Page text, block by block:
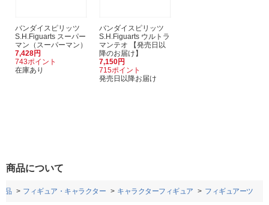
バンダイスピリッツ
S.H.Figuarts スーパー
マン（スーパーマン）
7,428円
743ポイント
在庫あり
バンダイスピリッツ
S.H.Figuarts ウルトラ
マンテオ 【発売日以
降のお届け】
7,150円
715ポイント
発売日以降お届け
商品について
品 フィギュア・キャラクター キャラクターフィギュア フィギュアーツ